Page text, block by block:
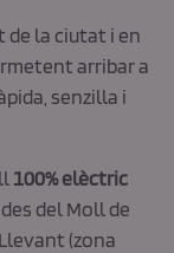
de la ciutat i en
arribar a
senzilla i
100% elèctric
des del Moll de
(zona